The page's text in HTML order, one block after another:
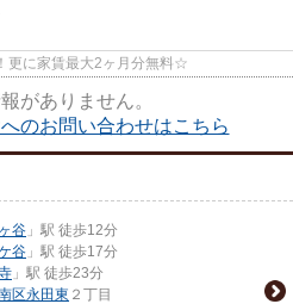
更に家賃最大2ヶ月分無料☆
がありません。
のお問い合わせはこちら
谷 」駅 徒歩12分
谷 」駅 徒歩17分
」駅 徒歩23分
区永田東 ２丁目